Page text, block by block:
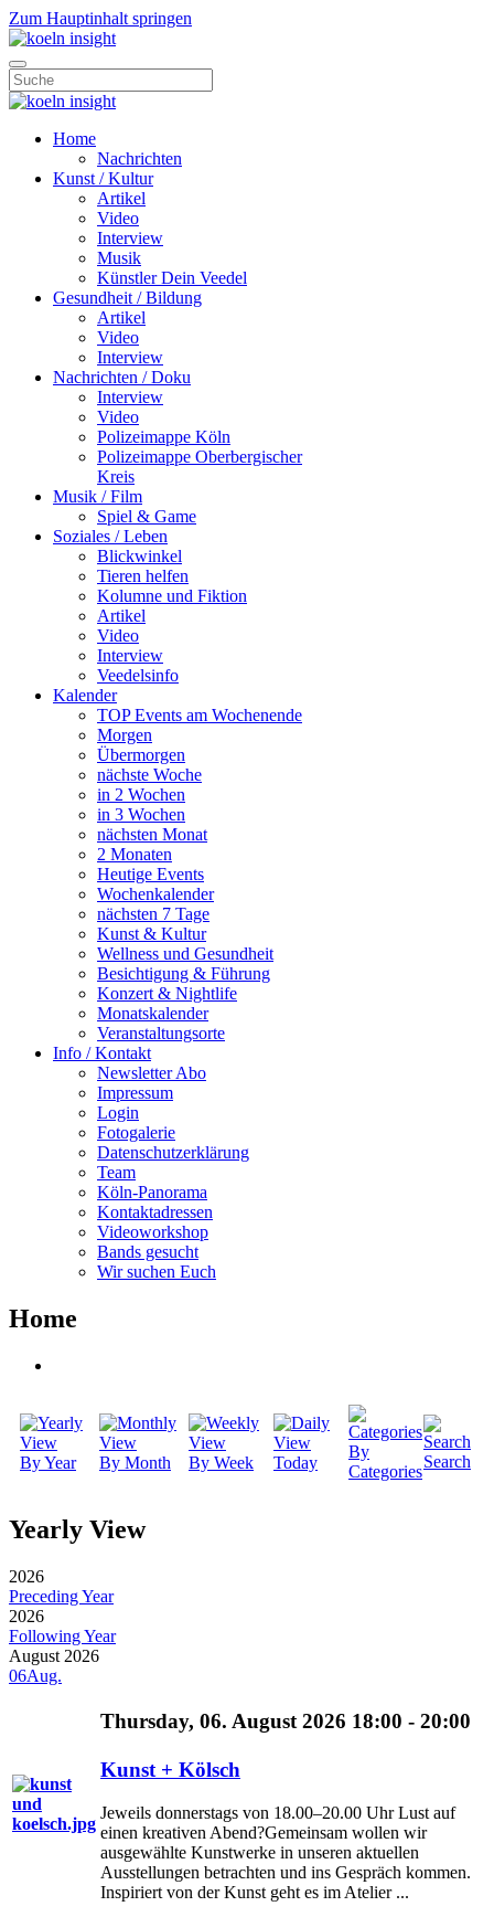
Zum Hauptinhalt springen
Home
Nachrichten
Kunst / Kultur
Artikel
Video
Interview
Musik
Künstler Dein Veedel
Gesundheit / Bildung
Artikel
Video
Interview
Nachrichten / Doku
Interview
Video
Polizeimappe Köln
Polizeimappe Oberbergischer
Kreis
Musik / Film
Spiel & Game
Soziales / Leben
Blickwinkel
Tieren helfen
Kolumne und Fiktion
Artikel
Video
Interview
Veedelsinfo
Kalender
TOP Events am Wochenende
Morgen
Übermorgen
nächste Woche
in 2 Wochen
in 3 Wochen
nächsten Monat
2 Monaten
Heutige Events
Wochenkalender
nächsten 7 Tage
Kunst & Kultur
Wellness und Gesundheit
Besichtigung & Führung
Konzert & Nightlife
Monatskalender
Veranstaltungsorte
Info / Kontakt
Newsletter Abo
Impressum
Login
Fotogalerie
Datenschutzerklärung
Team
Köln-Panorama
Kontaktadressen
Videoworkshop
Bands gesucht
Wir suchen Euch
Home
By Year By Month By Week Today
By
Categories
Search
Yearly View
2026
Preceding Year
2026
Following Year
August 2026
06Aug.
Thursday, 06. August 2026 18:00 - 20:00
Kunst + Kölsch
Jeweils donnerstags von 18.00–20.00 Uhr Lust auf
einen kreativen Abend?Gemeinsam wollen wir
ausgewählte Kunstwerke in unseren aktuellen
Ausstellungen betrachten und ins Gespräch kommen.
Inspiriert von der Kunst geht es im Atelier ...